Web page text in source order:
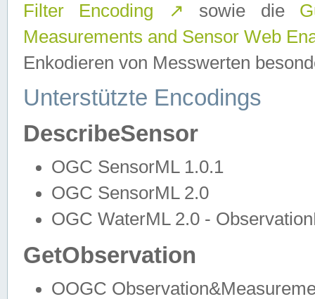
Filter Encoding
↗ sowie die
Measurements and Sensor Web
Enkodieren von Messwerten
Unterstützte Encodings
DescribeSensor
OGC SensorML 1.0.1
OGC SensorML 2.0
OGC WaterML 2.0 -
GetObservation
OOGC